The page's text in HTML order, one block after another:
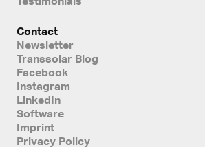
Contact
Newsletter
Transsolar Blog
Facebook
Instagram
LinkedIn
Software
Imprint
Privacy Policy